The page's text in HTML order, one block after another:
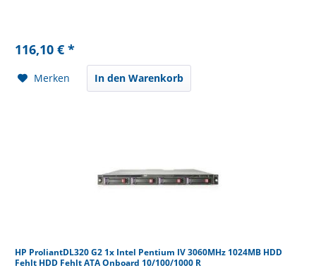
116,10 € *
Merken In den Warenkorb
HP ProliantDL320 G2 1x Intel Pentium IV 3060MHz 1024MB HDD
Fehlt HDD Fehlt ATA Onboard 10/100/1000 R